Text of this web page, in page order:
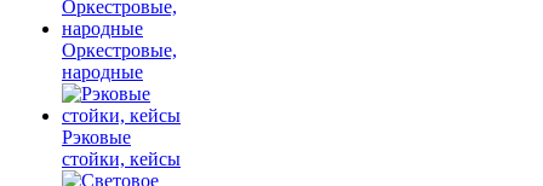
Оркестровые,
народные
Рэковые
стойки, кейсы